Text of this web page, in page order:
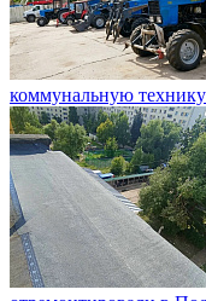
коммунальную